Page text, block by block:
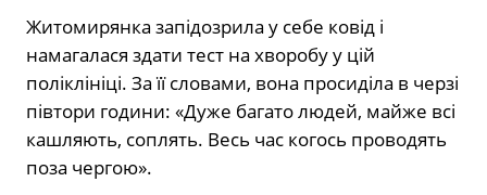
Житомирянка запідозрила у себе ковід і
намагалася здати тест на хворобу у цій
поліклініці. За її словами, вона просиділа в черзі
півтори години: «Дуже багато людей, майже всі
кашляють, соплять. Весь час когось проводять
поза чергою».